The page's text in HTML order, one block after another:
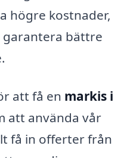
högre kostnader,
garantera bättre
att få en markis i
att använda vår
få in offerter från